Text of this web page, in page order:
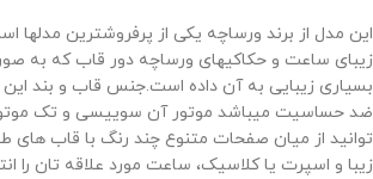
این مدل از برند ورساچه یکی از پرفروشترین مدلها
زیبای ساعت و حکاکیهای ورساچه دور قاب که به
بسیاری زیبایی به آن داده است.جنس قاب و بند
ضد حساسیت میباشد موتور آن سوییسی و تک
توانید از میان صفحات متنوع چند رنگ با قاب های
زیبا و اسپرت یا کلاسیک، ساعت مورد علاقه تان را